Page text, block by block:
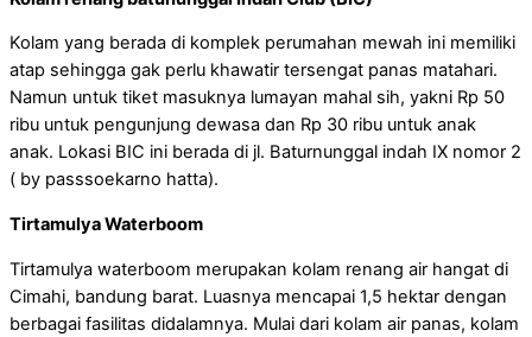
Kolam yang berada di komplek perumahan mewah ini memiliki
atap sehingga gak perlu khawatir tersengat panas matahari.
Namun untuk tiket masuknya lumayan mahal sih, yakni Rp 50
ribu untuk pengunjung dewasa dan Rp 30 ribu untuk anak
anak. Lokasi BIC ini berada di jl. Baturnunggal indah IX nomor 2
( by passsoekarno hatta).
Tirtamulya Waterboom
Tirtamulya waterboom merupakan kolam renang air hangat di
Cimahi, bandung barat. Luasnya mencapai 1,5 hektar dengan
berbagai fasilitas didalamnya. Mulai dari kolam air panas, kolam